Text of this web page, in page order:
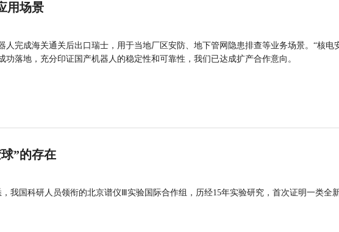
用场景
人完成海关通关后出口瑞士，用于当地厂区安防、地下管网隐患排查等业务场景。“核电
落地，充分印证国产机器人的稳定性和可靠性，我们已达成扩产合作意向。
”的存在
我国科研人员领衔的北京谱仪Ⅲ实验国际合作组，历经15年实验研究，首次证明一类全